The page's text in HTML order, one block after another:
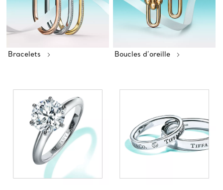
Bracelets Boucles d’oreille